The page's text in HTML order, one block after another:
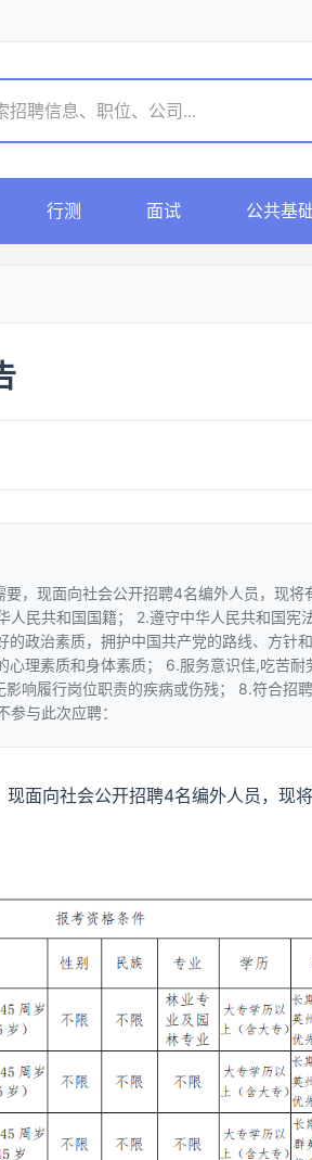
行测 面试 公共基
，现面向社会公开招聘4名编外人员，现将
人民共和国国籍； 2.遵守中华人民共和国宪
的政治素质，拥护中国共产党的路线、方针
心理素质和身体素质； 6.服务意识佳,吃苦耐
响履行岗位职责的疾病或伤残； 8.符合招
与此次应聘：
面向社会公开招聘4名编外人员，现将